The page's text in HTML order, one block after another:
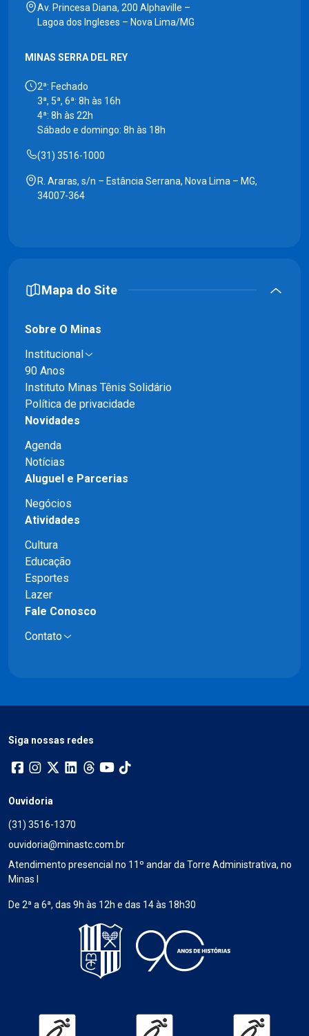
Av. Princesa Diana, 200 Alphaville –
Lagoa dos Ingleses – Nova Lima/MG
MINAS SERRA DEL REY
2ª: Fechado
3ª, 5ª, 6ª: 8h às 16h
4ª: 8h às 22h
Sábado e domingo: 8h às 18h
(31) 3516-1000
R. Araras, s/n – Estância Serrana, Nova Lima – MG,
34007-364
Mapa do Site
Sobre O Minas
Institucional
90 Anos
Instituto Minas Tênis Solidário
Política de privacidade
Novidades
Agenda
Notícias
Aluguel e Parcerias
Negócios
Atividades
Cultura
Educação
Esportes
Lazer
Fale Conosco
Contato
Siga nossas redes
Ouvidoria
(31) 3516-1370
ouvidoria@minastc.com.br
Atendimento presencial no 11º andar da Torre Administrativa, no
Minas I
De 2ª a 6ª, das 9h às 12h e das 14 às 18h30